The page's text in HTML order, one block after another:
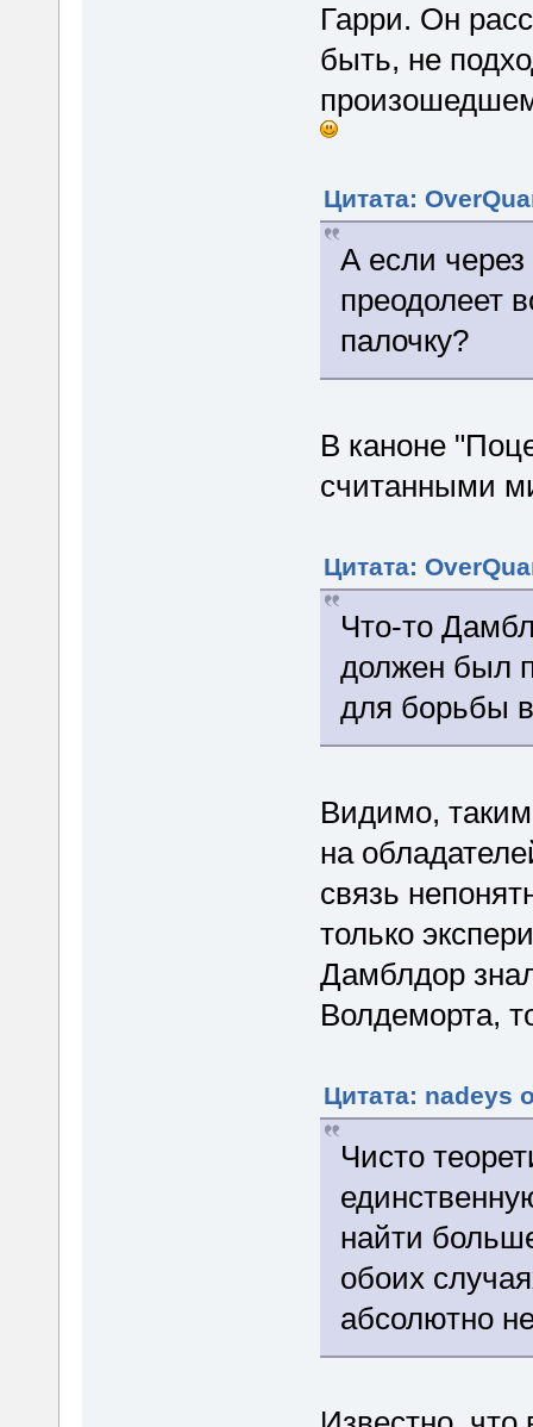
Гарри. Он
быть, не
Цитата:
А если
преодолеет
палочку?
В каноне
считанными
Цитата:
Что-то
должен был
для борьбы
Видимо,
на
связь
только
Дамблдор
Волдеморта,
Цитата: nadeys
Чисто
найти
обоих
абсолютно